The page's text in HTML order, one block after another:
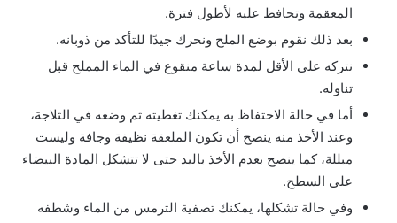
المعقمة وتحافظ عليه لأطول فترة.
بعد ذلك نقوم بوضع الملح ونحرك جيدًا للتأكد من ذوبانه.
نتركه على الأقل لمدة ساعة منقوع في الماء المملح قبل
تناوله.
أما في حالة الاحتفاظ به يمكنك تغطيته ثم وضعه في الثلاجة،
وعند الأخذ منه ينصح أن تكون الملعقة نظيفة وجافة وليست
مبللة، كما ينصح بعدم الأخذ باليد حتى لا تتشكل المادة البيضاء
على السطح.
وفي حالة تشكلها، يمكنك تصفية الترمس من الماء وشطفه